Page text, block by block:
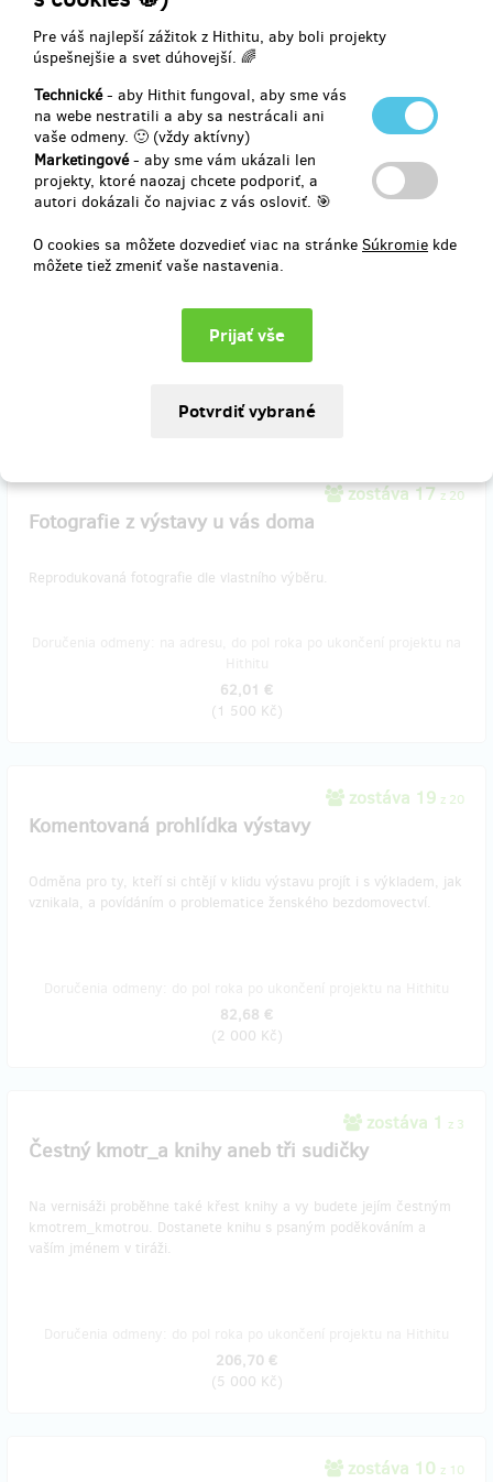
Pre váš najlepší zážitok z Hithitu, aby boli projekty
úspešnejšie a svet dúhovejší. 🌈
Technické- aby Hithit fungoval, aby sme vás
na webe nestratili a aby sa nestrácali ani
vaše odmeny. 🙂 (vždy aktívny)
Marketingové- aby sme vám ukázali len
projekty, ktoré naozaj chcete podporiť, a
autori dokázali čo najviac z vás osloviť. 🎯
O cookies sa môžete dozvedieť viac na stránke Súkromie kde
môžete tiež zmeniť vaše nastavenia.
41,34 €
(1 000 Kč
Patron_ka fotografie
zapaspartujeme jednu fotografii na výstavu. Vaše jméno bude
uvedeno pod fotografií.
Doručenia odmeny: do pol roka po ukončení projektu na Hithitu
(1 000 Kč)
zostáva 17z 20
Fotografie z výstavy u vás doma
Reprodukovaná fotografie dle vlastního výběru.
62,01 €
(1 500 Kč)
zostáva 19 z 20
Komentovaná prohlídka výstavy
Odměna pro ty, kteří si chtějí v klidu výstavu projít i s výkladem, jak
vznikala, a povídáním o problematice ženského bezdomovectví.
82,68 €
(2 000 Kč)
zostáva 1 z 3
Čestný kmotr_a knihy aneb tři sudičky
Na vernisáži proběhne také křest knihy a vy budete jejím čestným
kmotrem_kmotrou. Dostanete knihu s psaným poděkováním a
vaším jménem v tiráži.
206,70 €
(5 000 Kč)
zostáva 10 z 10